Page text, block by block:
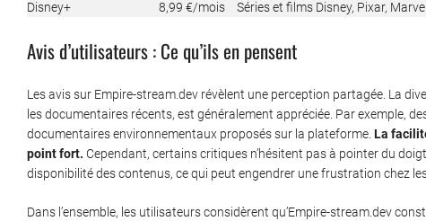
Disney+ 8,99 €/mois Séries et films Disney, Pixar,
Avis d’utilisateurs : Ce qu’ils en pensent
Les avis sur Empire-stream.dev révèlent une perception partagée. La
les documentaires récents, est généralement appréciée. Par exemple,
documentaires environnementaux proposés sur la plateforme. La
point fort. Cependant, certains critiques n’hésitent pas à pointer du
disponibilité des contenus, ce qui peut engendrer une frustration chez
Dans l’ensemble, les utilisateurs considèrent qu’Empire-stream.dev